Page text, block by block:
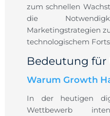
zum schnellen
die
Marketingstrategien
technologischem
Bedeutung
Warum Growth
In der heutigen
Wettbewerb